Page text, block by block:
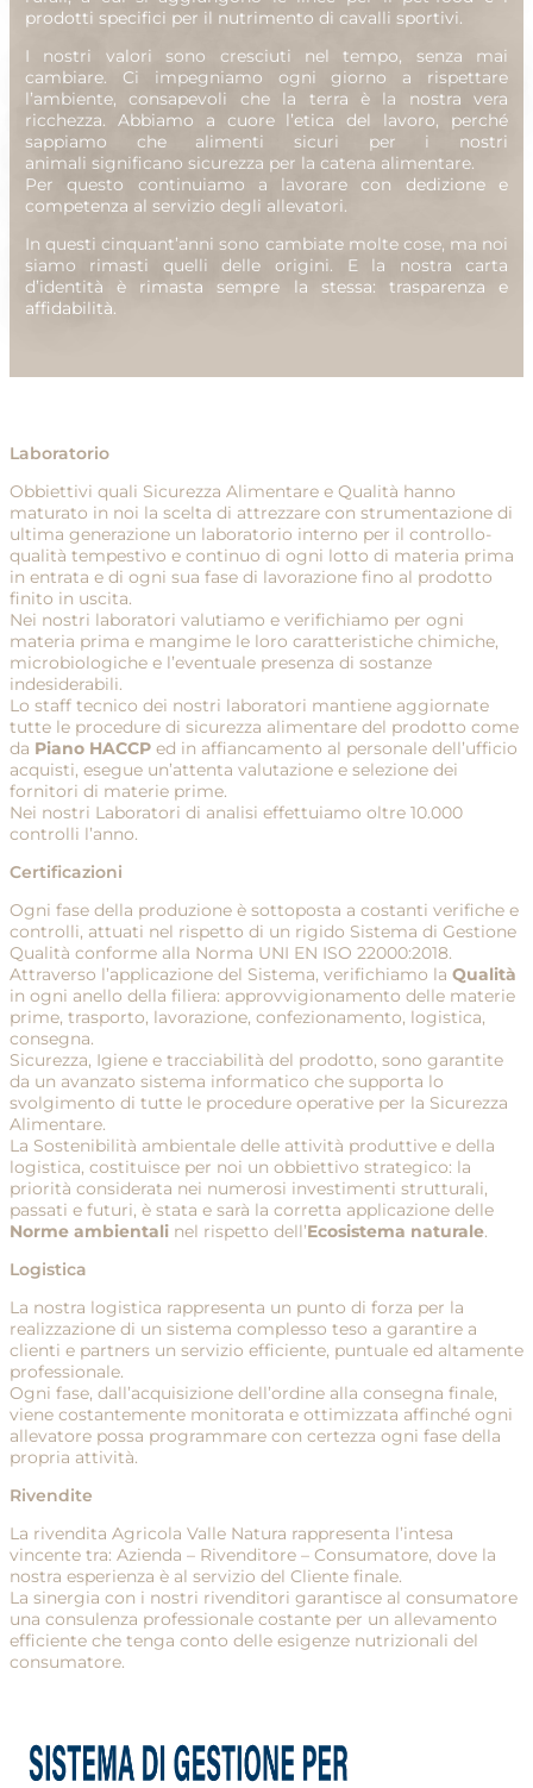
prodotti specifici per il nutrimento di cavalli sportivi.
I nostri valori sono cresciuti nel tempo, senza mai
cambiare. Ci impegniamo ogni giorno a rispettare
l’ambiente, consapevoli che la terra è la nostra vera
ricchezza. Abbiamo a cuore l’etica del lavoro, perché
sappiamo che alimenti sicuri per i nostri
animali significano sicurezza per la catena alimentare.
Per questo continuiamo a lavorare con dedizione e
competenza al servizio degli allevatori.
In questi cinquant’anni sono cambiate molte cose, ma noi
siamo rimasti quelli delle origini. E la nostra carta
d’identità è rimasta sempre la stessa: trasparenza e
affidabilità.
Laboratorio
Obbiettivi quali Sicurezza Alimentare e Qualità hanno
maturato in noi la scelta di attrezzare con strumentazione di
ultima generazione un laboratorio interno per il controllo-
qualità tempestivo e continuo di ogni lotto di materia prima
in entrata e di ogni sua fase di lavorazione fino al prodotto
finito in uscita.
Nei nostri laboratori valutiamo e verifichiamo per ogni
materia prima e mangime le loro caratteristiche chimiche,
microbiologiche e l’eventuale presenza di sostanze
indesiderabili.
Lo staff tecnico dei nostri laboratori mantiene aggiornate
tutte le procedure di sicurezza alimentare del prodotto come
da Piano HACCP ed in affiancamento al personale dell’ufficio
acquisti, esegue un’attenta valutazione e selezione dei
fornitori di materie prime.
Nei nostri Laboratori di analisi effettuiamo oltre 10.000
controlli l’anno.
Certificazioni
Ogni fase della produzione è sottoposta a costanti verifiche e
controlli, attuati nel rispetto di un rigido Sistema di Gestione
Qualità conforme alla Norma UNI EN ISO 22000:2018.
Attraverso l’applicazione del Sistema, verifichiamo la Qualità
in ogni anello della filiera: approvvigionamento delle materie
prime, trasporto, lavorazione, confezionamento, logistica,
consegna.
Sicurezza, Igiene e tracciabilità del prodotto, sono garantite
da un avanzato sistema informatico che supporta lo
svolgimento di tutte le procedure operative per la Sicurezza
Alimentare.
La Sostenibilità ambientale delle attività produttive e della
logistica, costituisce per noi un obbiettivo strategico: la
priorità considerata nei numerosi investimenti strutturali,
passati e futuri, è stata e sarà la corretta applicazione delle
Norme ambientali nel rispetto dell’Ecosistema naturale.
Logistica
La nostra logistica rappresenta un punto di forza per la
realizzazione di un sistema complesso teso a garantire a
clienti e partners un servizio efficiente, puntuale ed altamente
professionale.
Ogni fase, dall’acquisizione dell’ordine alla consegna finale,
viene costantemente monitorata e ottimizzata affinché ogni
allevatore possa programmare con certezza ogni fase della
propria attività.
Rivendite
La rivendita Agricola Valle Natura rappresenta l’intesa
vincente tra: Azienda – Rivenditore – Consumatore, dove la
nostra esperienza è al servizio del Cliente finale.
La sinergia con i nostri rivenditori garantisce al consumatore
una consulenza professionale costante per un allevamento
efficiente che tenga conto delle esigenze nutrizionali del
consumatore.